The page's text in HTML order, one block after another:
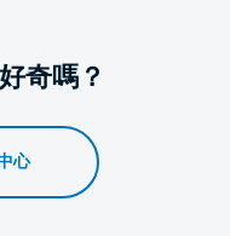
奇嗎？
心